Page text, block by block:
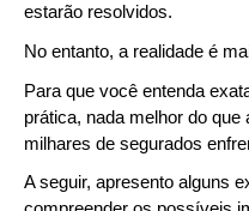
estarão resolvidos.
No entanto, a realidade é
Para que você entenda
prática, nada melhor do
milhares de segurados
A seguir, apresento alguns